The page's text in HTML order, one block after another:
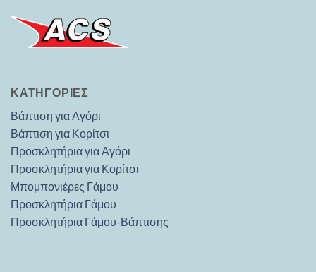
ΚΑΤΗΓΟΡΊΕΣ
Βάπτιση για Αγόρι
Βάπτιση για Κορίτσι
Προσκλητήρια για Αγόρι
Προσκλητήρια για Κορίτσι
Μπομπονιέρες Γάμου
Προσκλητήρια Γάμου
Προσκλητήρια Γάμου-Βάπτισης